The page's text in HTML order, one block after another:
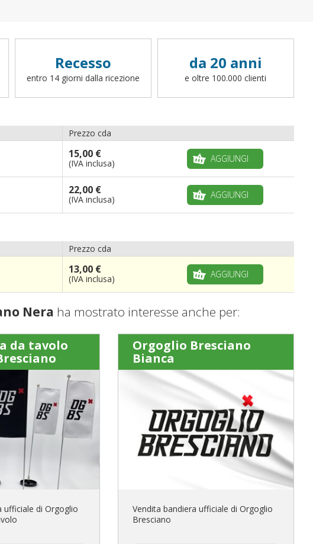
Recesso
entro 14 giorni dalla ricezione
da 20 anni
e oltre 100.000 clienti
Prezzo cda
15,00 €
(IVA inclusa) AGGIUNGI
22,00 €
(IVA inclusa) AGGIUNGI
Prezzo cda
13,00 €
(IVA inclusa) AGGIUNGI
Nera ha mostrato interesse anche per:
da tavolo
ufficiale di Orgoglio
Orgoglio Bresciano
Bianca
Vendita bandiera ufficiale di Orgoglio
Bresciano